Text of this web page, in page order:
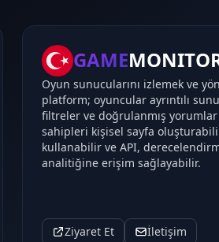
GAME
Oyun sunucularını izlemek ve
platform; oyuncular ayrıntılı
filtreler ve doğrulanmış yorumlar
sahipleri kişisel sayfa
kullanabilir ve API,
analitiğine erişim sağlayabilir.
Ziyaret Et
İletişim